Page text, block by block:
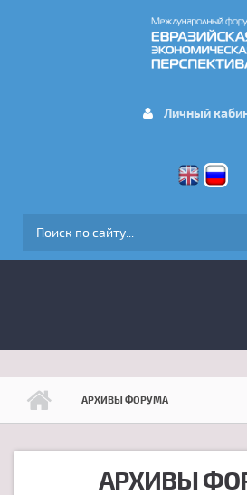
Личный
ФОРМА ПОИСКА
АРХИВЫ ФОРУМА
АРХИВЫ